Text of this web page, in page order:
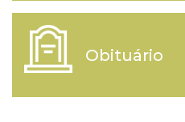
Obituário